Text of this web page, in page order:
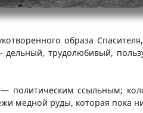
образа
трудолюбивый,
политическим ссыльным;
медной руды, которая пока